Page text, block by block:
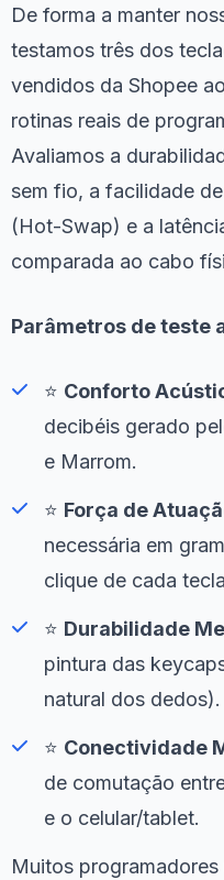
De forma a manter
testamos três dos
vendidos da Shopee
rotinas reais de
Avaliamos a
sem fio, a facilidade
(Hot-Swap) e a
comparada ao cabo
Parâmetros de teste
⭐ Conforto
decibéis gerado
e Marrom.
⭐ Força de
necessária em
clique de cada
⭐ Durabilidade
pintura das
natural dos dedos).
⭐ Conectividade
de comutação
e o celular/tablet.
Muitos